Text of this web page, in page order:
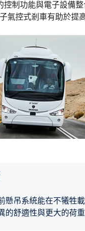
控制功能與電子設備
氣控式剎車有助於提
懸吊系統能在不犧牲
的舒適性與更大的荷重